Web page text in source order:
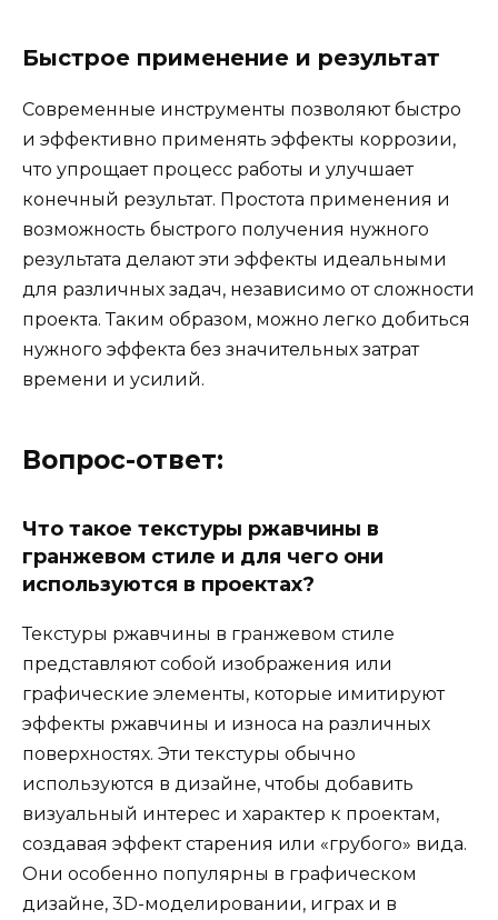
Быстрое применение и результат
Современные инструменты позволяют быстро
и эффективно применять эффекты коррозии,
что упрощает процесс работы и улучшает
конечный результат. Простота применения и
возможность быстрого получения нужного
результата делают эти эффекты идеальными
для различных задач, независимо от сложности
проекта. Таким образом, можно легко добиться
нужного эффекта без значительных затрат
времени и усилий.
Вопрос-ответ:
Что такое текстуры ржавчины в
гранжевом стиле и для чего они
используются в проектах?
Текстуры ржавчины в гранжевом стиле
представляют собой изображения или
графические элементы, которые имитируют
эффекты ржавчины и износа на различных
поверхностях. Эти текстуры обычно
используются в дизайне, чтобы добавить
визуальный интерес и характер к проектам,
создавая эффект старения или «грубого» вида.
Они особенно популярны в графическом
дизайне, 3D-моделировании, играх и в